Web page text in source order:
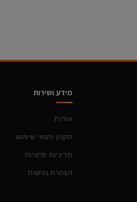
מידע ושירות
אודות
תקנון ותנאי שימוש
מדיניות פרטיות
הצהרת נגישות